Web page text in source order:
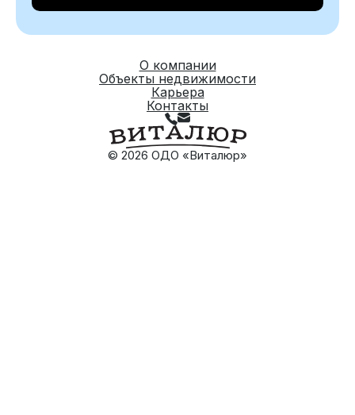
© 2026 ОДО «Виталюр»
О компании
Объекты недвижимости
Карьера
Контакты